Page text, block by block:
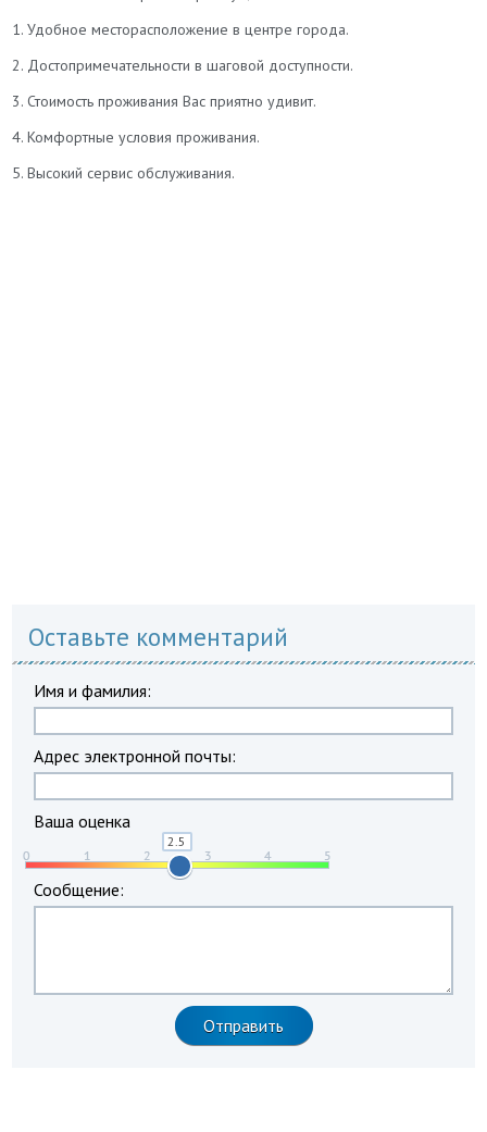
1. Удобное месторасположение в центре города.
2. Достопримечательности в шаговой доступности.
3. Стоимость проживания Вас приятно удивит.
4. Комфортные условия проживания.
5. Высокий сервис обслуживания.
Оставьте комментарий
Имя и фамилия:
Адрес электронной почты:
Ваша оценка
Сообщение: